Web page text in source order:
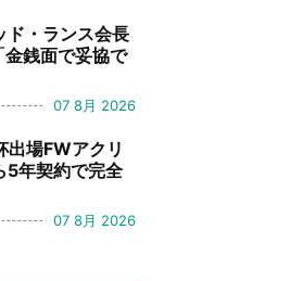
ド・ランス会長
金銭面で妥協で
07 8月 2026
出場FWアクリ
5年契約で完全
07 8月 2026